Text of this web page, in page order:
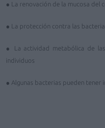
● La renovación de la mucosa del
● La protección contra las
● La actividad metabólica de
individuos
● Algunas bacterias pueden